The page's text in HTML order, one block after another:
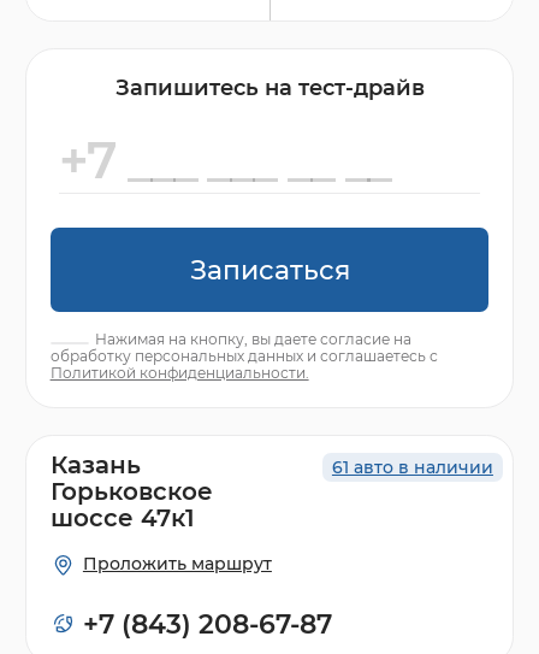
Запишитесь на тест-драйв
Записаться
Нажимая на кнопку, вы даете согласие на
обработку персональных данных и соглашаетесь с
Политикой конфиденциальности.
61 авто в наличии
Казань
Горьковское
шоссе 47к1
Проложить маршрут
+7 (843) 208-67-87